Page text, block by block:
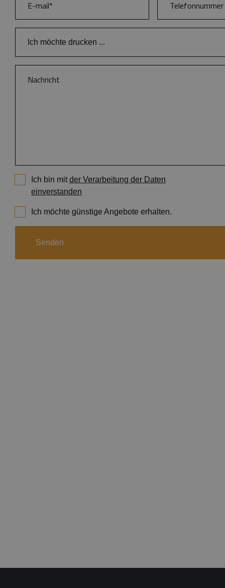
Ich möchte drucken ...
Bücher
Kataloge und Broschüren
Plakate und Flyer
Ich bin mitder Verarbeitung der Daten
einverstanden
Ich möchte günstige Angebote erhalten.
Senden